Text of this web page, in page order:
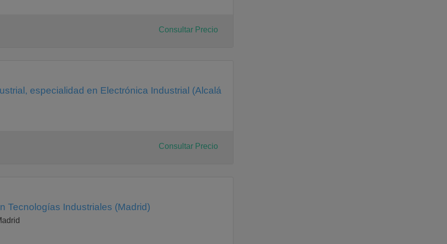
Consultar Precio
especialidad en Electrónica Industrial (Alcalá
Consultar Precio
Tecnologías Industriales (Madrid)